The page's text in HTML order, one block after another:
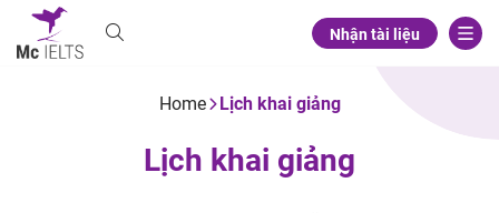
Nhận tài liệu
Home Lịch khai giảng
Lịch khai giảng